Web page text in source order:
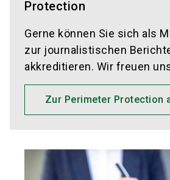
Protection
Gerne können Sie sich als
zur journalistischen
akkreditieren. Wir freuen
Zur Perimeter Protection